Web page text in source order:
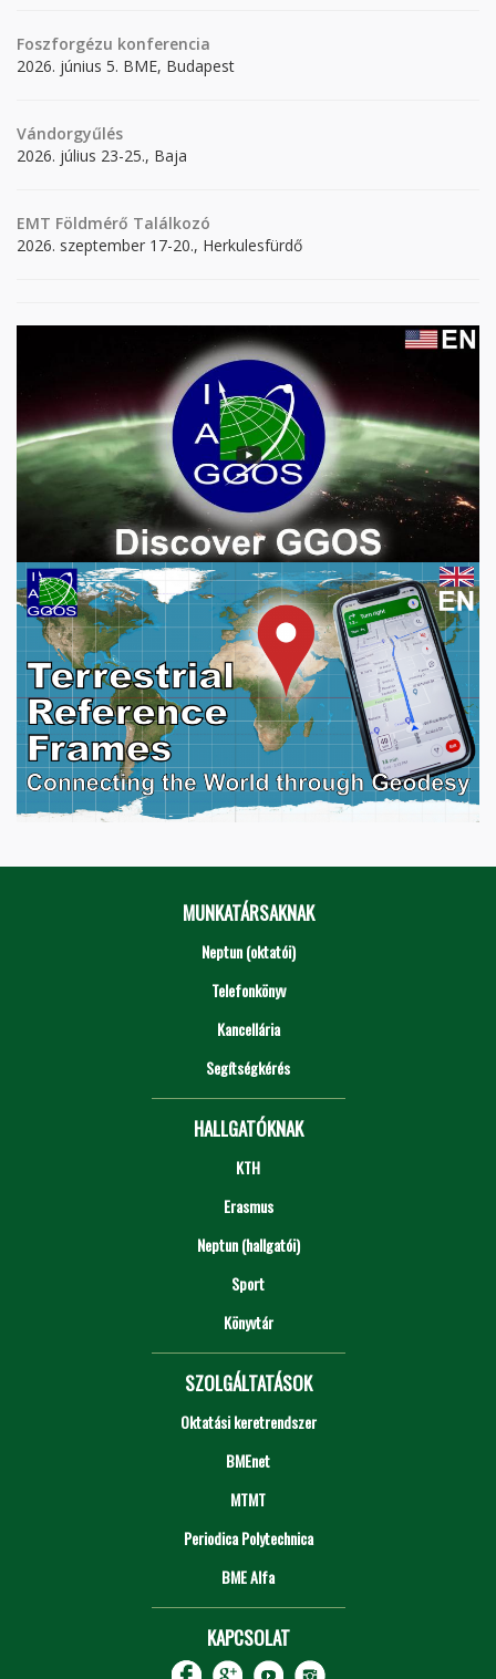
Foszforgézu konferencia
2026. június 5. BME, Budapest
Vándorgyűlés
2026. július 23-25., Baja
EMT Földmérő Találkozó
2026. szeptember 17-20., Herkulesfürdő
MUNKATÁRSAKNAK
Neptun (oktatói)
Telefonkönyv
Kancellária
Segítségkérés
HALLGATÓKNAK
KTH
Erasmus
Neptun (hallgatói)
Sport
Könyvtár
SZOLGÁLTATÁSOK
Oktatási keretrendszer
BMEnet
MTMT
Periodica Polytechnica
BME Alfa
KAPCSOLAT